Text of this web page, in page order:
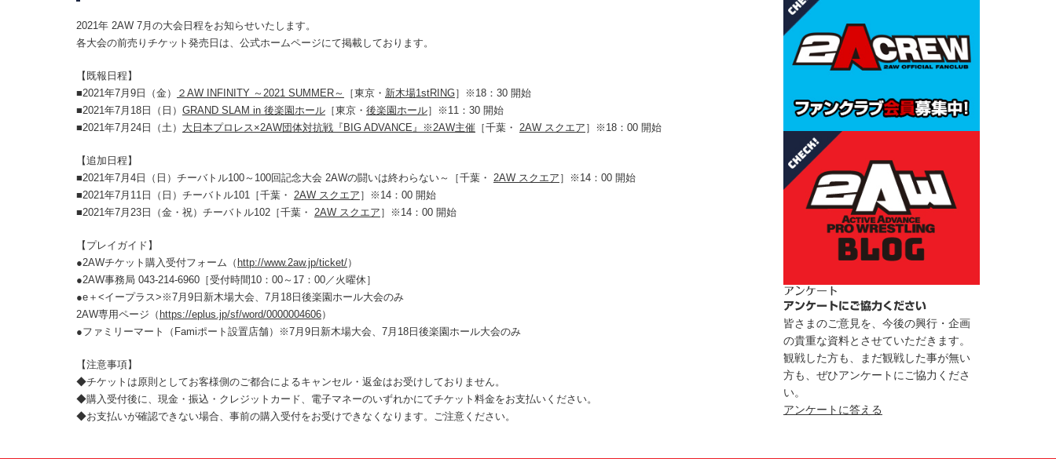
2021年 2AW 7月の大会日程をお知らせいたします。
各大会の前売りチケット発売日は、公式ホームページにて掲載しております。
【既報日程】
■2021年7月9日（金）
２AW INFINITY ～2021 SUMMER～ ［東京・ 新木場1stRING］※18：30 開始
■2021年7月18日（日） GRAND SLAM in 後楽園ホール ［東京・ 後楽園ホール］※11：30 開始
■2021年7月24日（土） 大日本プロレス×2AW団体対抗戦『BIG ADVANCE』※2AW主催 ［千葉・ 2AW スクエア ］※18：00 開始
【追加日程】
■2021年7月4日（日）チーバトル100～100回記念大会 2AWの闘いは終わらない～［千葉・ 2AW スクエア ］※14：00 開始
■2021年7月11日（日）チーバトル101［千葉・ 2AW スクエア ］※14：00 開始
■2021年7月23日（金・祝）チーバトル102［千葉・ 2AW スクエア ］※14：00 開始
【プレイガイド】
●2AWチケット購入受付フォーム（ http://www.2aw.jp/ticket/）
●2AW事務局 043-214-6960［受付時間10：00～17：00／火曜休］
●e＋<イープラス>※7月9日新木場大会、7月18日後楽園ホール大会のみ
2AW専用ページ（ https://eplus.jp/sf/word/0000004606）
●ファミリーマート（Famiポート設置店舗）※7月9日新木場大会、7月18日後楽園ホール大会のみ
【注意事項】
◆チケットは原則としてお客様側のご都合によるキャンセル・返金はお受けしておりません。
◆購入受付後に、現金・振込・クレジットカード、電子マネーのいずれかにてチケット料金をお支払いください。
◆お支払いが確認できない場合、事前の購入受付をお受けできなくなります。ご注意ください。
アンケート
アンケートにご協力ください
皆さまのご意見を、今後の興行・企画
の貴重な資料とさせていただきます。
観戦した方も、まだ観戦した事が無い
方も、ぜひアンケートにご協力くださ
い。
アンケートに答える